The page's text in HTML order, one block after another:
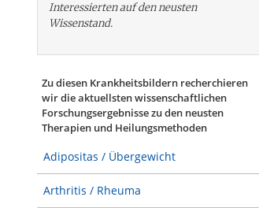
Interessierten auf den neusten
Wissenstand.
Zu diesen Krankheitsbildern recherchieren
wir die aktuellsten wissenschaftlichen
Forschungs­ergebnisse zu den neusten
Therapien und Heilungsmethoden
Adipositas / Übergewicht
Arthritis / Rheuma